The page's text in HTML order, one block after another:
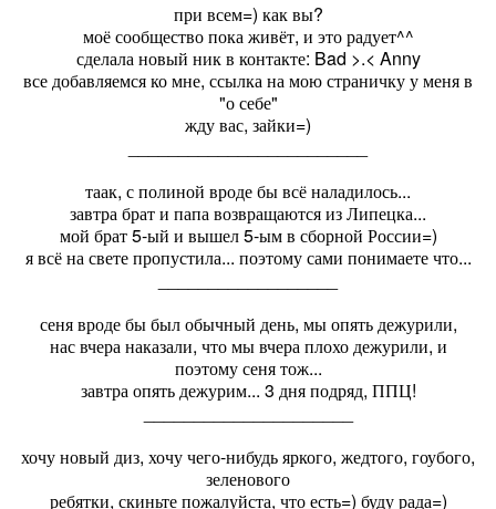
при всем=) как вы?
моё сообщество пока живёт, и это радует^^
сделала новый ник в контакте: Bad >.< Anny
все добавляемся ко мне, ссылка на мою страничку у меня в
"о себе"
жду вас, зайки=)
таак, с полиной вроде бы всё наладилось...
завтра брат и папа возвращаются из Липецка...
мой брат 5-ый и вышел 5-ым в сборной России=)
я всё на свете пропустила... поэтому сами понимаете что...
сеня вроде бы был обычный день, мы опять дежурили,
нас вчера наказали, что мы вчера плохо дежурили, и
поэтому сеня тож...
завтра опять дежурим... 3 дня подряд, ППЦ!
хочу новый диз, хочу чего-нибудь яркого, жедтого, гоубого,
зеленового
ребятки, скиньте пожалуйста, что есть=) буду рада=)